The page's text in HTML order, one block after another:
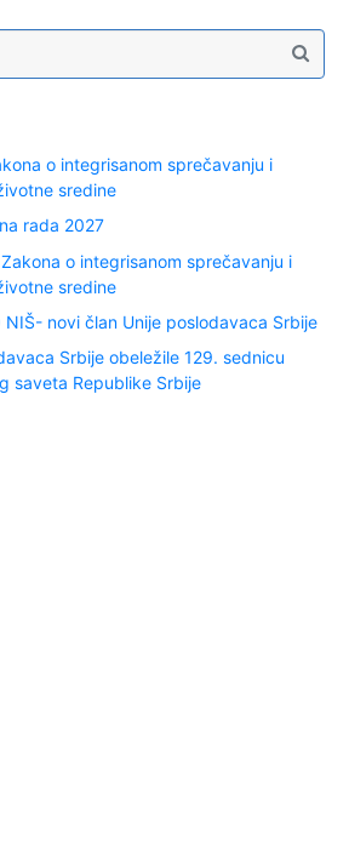
o integrisanom sprečavanju i
sredine
rada 2027
o integrisanom sprečavanju i
sredine
NIŠ- novi član Unije poslodavaca Srbije
Srbije obeležile 129. sednicu
saveta Republike Srbije